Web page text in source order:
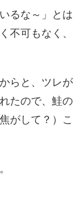
るな～」とは
不可もなく、
らと、ツレが
たので、鮭の
がして？）こ